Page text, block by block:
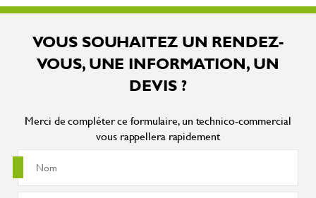
VOUS SOUHAITEZ UN RENDEZ-
VOUS, UNE INFORMATION, UN
DEVIS ?
Merci de compléter ce formulaire, un technico-commercial
vous rappellera rapidement